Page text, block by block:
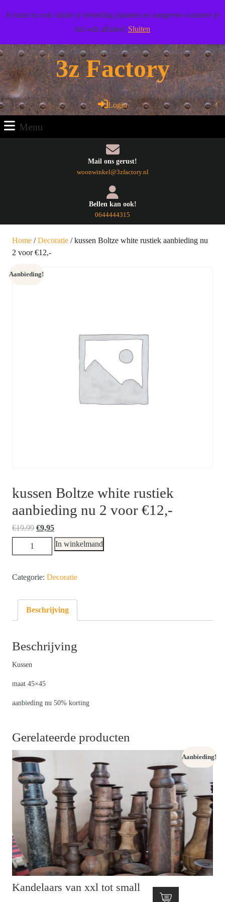
naar
Wij wensen u veel woonplezier toe!
Facebook
PinterestRSS Twitter
3z Factory
LoginLogin
Menu
Mail ons gerust!
woonwinkel@3zfactory.nlE-
Bellen kan ook!
0644444315
Home /Decoratie / kussen Boltze white rustiek aanbieding nu
2 voor €12,-
Aanbieding!
kussen Boltze white rustiek
aanbieding nu 2 voor €12,-
€19,99 Oorspronkelijke
prijs
€9,95Huidige
prijs
is:
kussen
Boltze
rustiek
nu
hoeveelheid
In winkelmand
Categorie: Decoratie
Beschrijving
Beschrijving
Kussen
maat 45×45
aanbieding nu 50% korting
Gerelateerde producten
Aanbieding!
Kandelaars van xxl tot small
Je kunt nu ook online je bestelling plaatsen en aangeven wanneer je
het wilt afhalen! Sluiten